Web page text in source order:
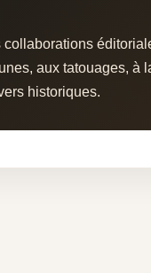
collaborations
aux tatouages, à
historiques.